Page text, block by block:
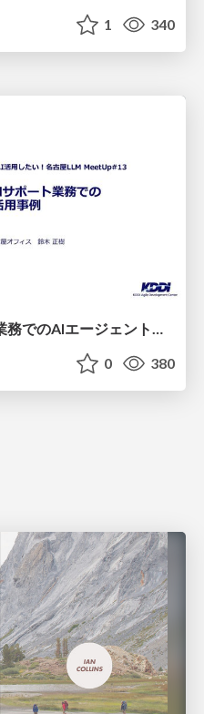
1 340
Atlassian Cloudサポート業務でのAIエージェント活用事例
0 380